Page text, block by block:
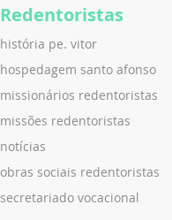
Redentoristas
história pe. vitor
hospedagem santo afonso
missionários redentoristas
missões redentoristas
notícias
obras sociais redentoristas
secretariado vocacional